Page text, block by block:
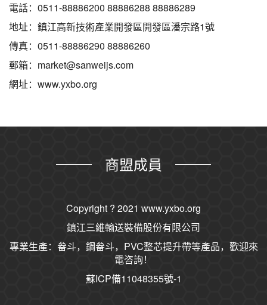
電話：0511-88886200 88886288 88886289
地址：鎮江高新技術產業開發區開發區潘宗路1號
傳真：0511-88886290 88886260
郵箱：market@sanweijs.com
網址：www.yxbo.org
商盟成員
Copyright ? 2021 www.yxbo.org
鎮江三維輸送裝備股份有限公司
專業生產：畚斗，鋼畚斗，PVC整芯提升帶等產品，歡迎來
電咨詢！
蘇ICP備11048355號-1